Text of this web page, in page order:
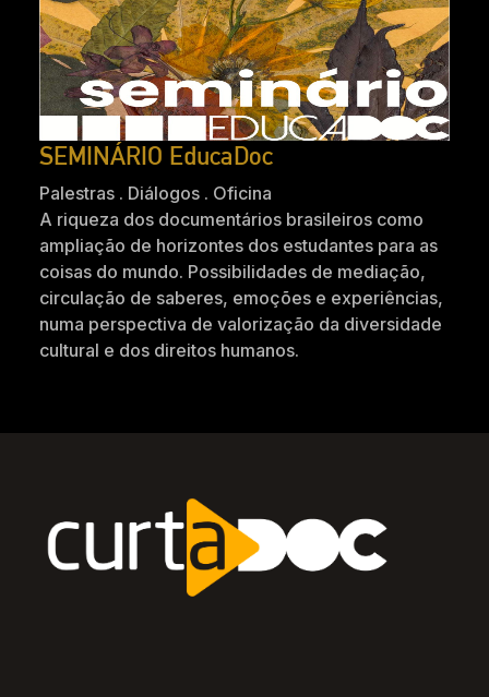
SEMINÁRIO EducaDoc
Palestras . Diálogos . Oficina
A riqueza dos documentários brasileiros como
ampliação de horizontes dos estudantes para as
coisas do mundo. Possibilidades de mediação,
circulação de saberes, emoções e experiências,
numa perspectiva de valorização da diversidade
cultural e dos direitos humanos.